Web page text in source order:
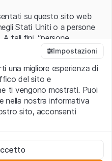
su questo sito web
Stati Uniti o a persone
A tali fini, “persone
significato ad esse ascritto
negli Stati Uniti
e le altre forme societarie
legali
il “Sito”) si dichiara
di utilizzo ivi rese
Impostazioni
una migliore esperienza di
del sito e
ti vengono mostrati. Puoi
nella nostra informativa
sito, acconsenti
il funzionamento del sito